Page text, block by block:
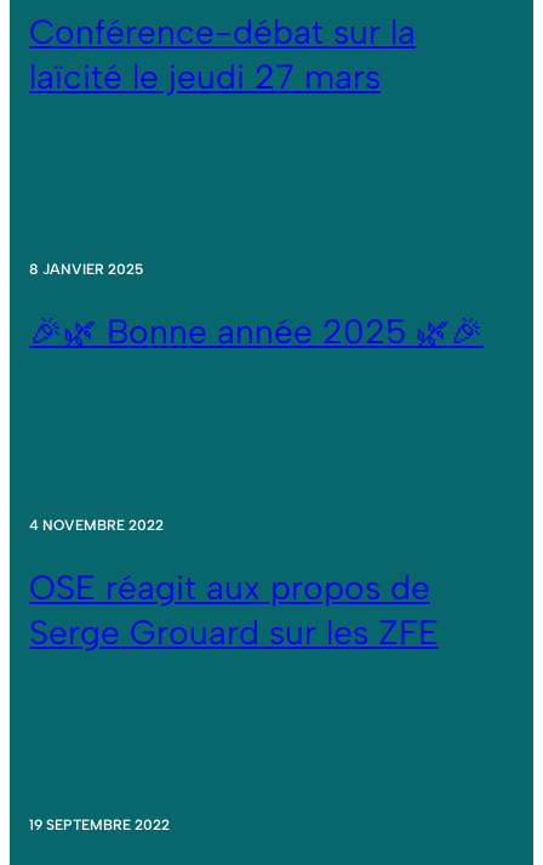
Conférence-débat sur la
laïcité le jeudi 27 mars
8 JANVIER 2025
🎉🌿 Bonne année 2025 🌿🎉
4 NOVEMBRE 2022
OSE réagit aux propos de
Serge Grouard sur les ZFE
19 SEPTEMBRE 2022